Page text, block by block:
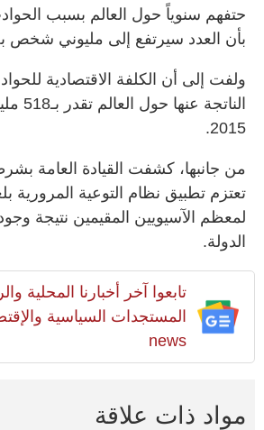
حتفهم سنوياً حول العالم بسبب
بأن العدد سيرتفع إلى مليوني شخص
ولفت إلى أن الكلفة الاقتصادية
2015.
من جانبها، كشفت القيادة العامة
تعتزم تطبيق نظام التوعية المرورية
لمعظم الآسيويين المقيمين نتيجة
الدولة.
تابعوا آخر أخبارنا المحلية
news
مواد ذات علاقة